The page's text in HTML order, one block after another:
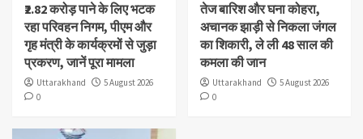
₹2.82 करोड़ पाने के लिए भटक
रहा परिवहन निगम, पीएम और
गृह मंत्री के कार्यक्रमों से जुड़ा
प्रकरण, जानें पूरा मामला
Uttarakhand
5 August 2026
0
तेज बारिश और घना कोहरा,
अचानक झाड़ी से निकला जंगल
का शिकारी, ले ली 48 साल की
कमला की जान
Uttarakhand
5 August 2026
0